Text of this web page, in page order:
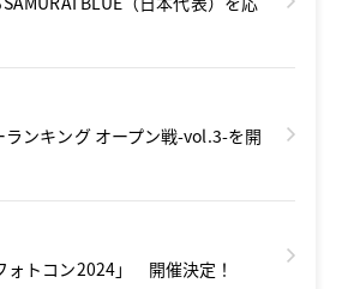
ンキング オープン戦-vol.3-を開
ォトコン2024」 開催決定！